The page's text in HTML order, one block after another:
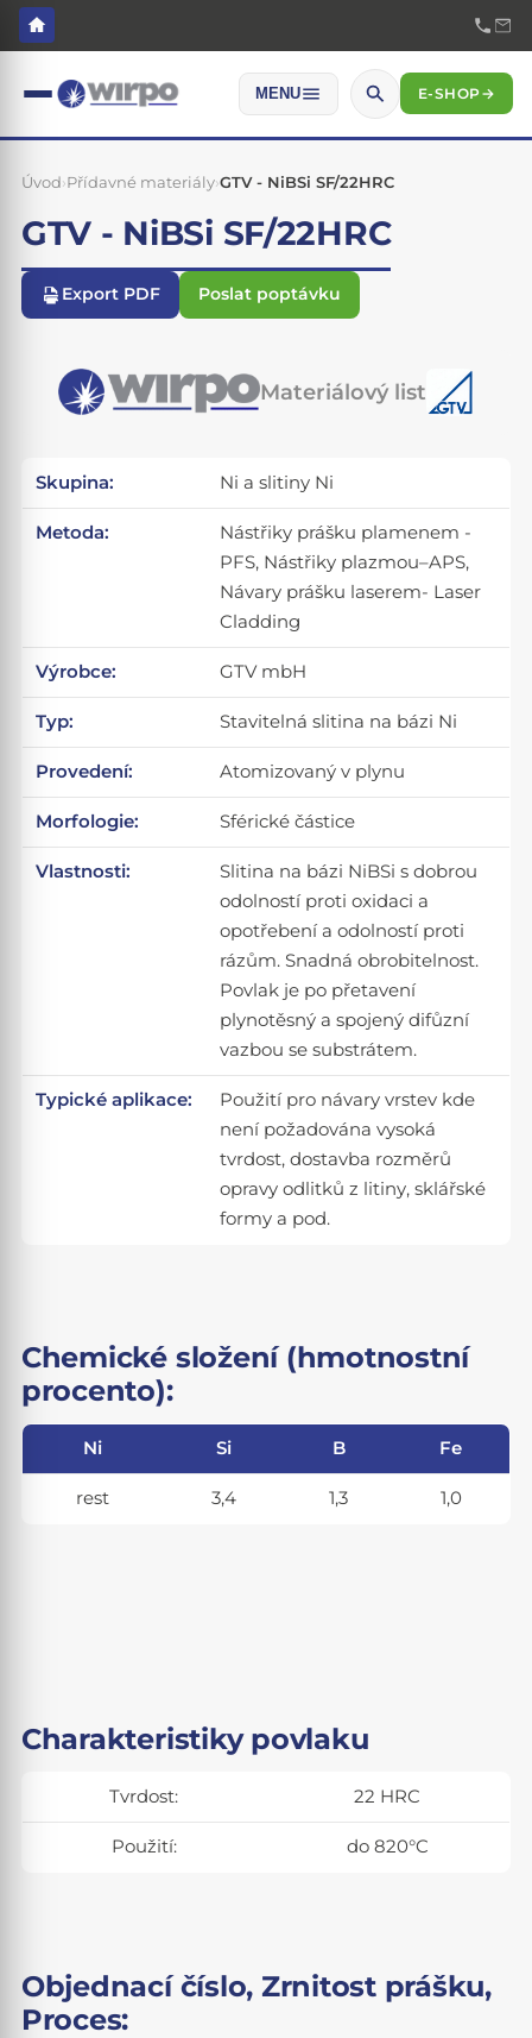
MENU E-SHOP→
Úvod›Přídavné materiály›GTV - NiBSi SF/22HRC
GTV - NiBSi SF/22HRC
Export PDF Poslat poptávku
Materiálový list
Skupina: Ni a slitiny Ni
Metoda:
Nástřiky prášku plamenem -
PFS, Nástřiky plazmou–APS,
Návary prášku laserem- Laser
Cladding
Výrobce: GTV mbH
Typ: Stavitelná slitina na bázi Ni
Provedení: Atomizovaný v plynu
Morfologie: Sférické částice
Vlastnosti:
Slitina na bázi NiBSi s dobrou
odolností proti oxidaci a
opotřebení a odolností proti
rázům. Snadná obrobitelnost.
Povlak je po přetavení
plynotěsný a spojený difůzní
vazbou se substrátem.
Typické aplikace:
Použití pro návary vrstev kde
není požadována vysoká
tvrdost, dostavba rozměrů
opravy odlitků z litiny, sklářské
formy a pod.
Chemické složení (hmotnostní
procento):
Ni Si B Fe
rest 3,4 1,3 1,0
Charakteristiky povlaku
Tvrdost: 22 HRC
Použití: do 820°C
Objednací číslo, Zrnitost prášku,
Proces: